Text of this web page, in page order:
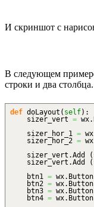
И скриншот с
В следующем
строки и два столбца.
def doLayout ( self) :
sizer_vert = wx.
sizer_hor_1 =
sizer_hor_2 =
sizer_vert.Add (
sizer_vert.Add (
btn1 = wx. Button
btn2 = wx. Button
btn3 = wx. Button
btn4 = wx. Button